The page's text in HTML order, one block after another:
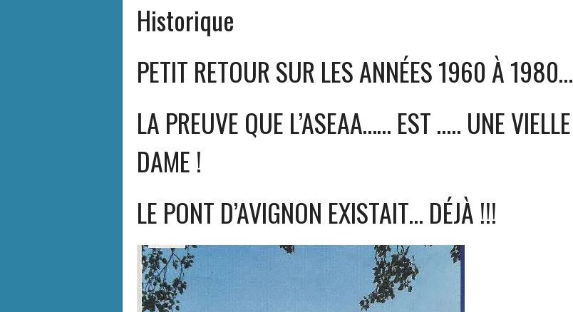
Historique
PETIT RETOUR SUR LES ANNÉES 1960 À 1980…
LA PREUVE QUE L’ASEAA…… EST ….. UNE VIELLE
DAME !
LE PONT D’AVIGNON EXISTAIT… DÉJÀ !!!